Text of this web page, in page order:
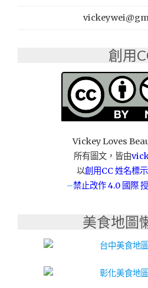
創用
Vickey Loves
所有圖文，皆由
以創用CC 姓名標示
–禁止改作4.0 國際
美食地圖